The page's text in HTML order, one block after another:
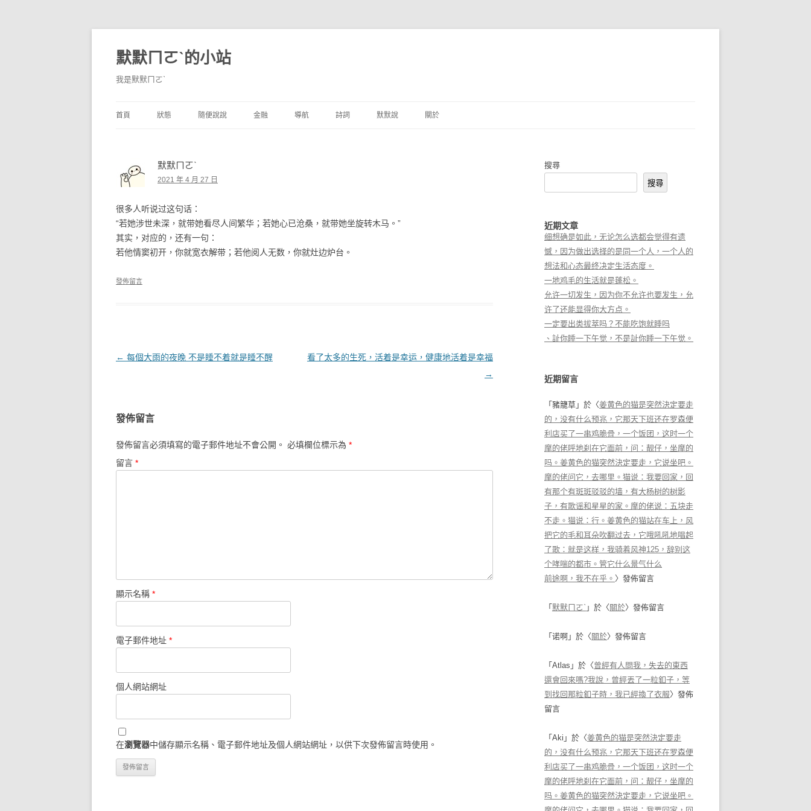
默默ㄇㄛˋ的小站
我是默默ㄇㄛˋ
首頁 狀態
獨白
隨便說說 金融 導航 詩詞 默默說 關於
默默ㄇㄛˋ
2021 年 4 月 27 日
很多人听说过这句话：
“若她涉世未深，就带她看尽人间繁华；若她心已沧桑，就带她坐旋转木马。”
其实，对应的，还有一句：
若他情窦初开，你就宽衣解带；若他阅人无数，你就灶边炉台。
發佈留言
文章導覽
← 每個大雨的夜晚 不是睡不着就是睡不醒
看了太多的生死，活着是幸运，健康地活着是幸福
→
發佈留言
發佈留言必須填寫的電子郵件地址不會公開。 必填欄位標示為 *
留言 *
顯示名稱 *
電子郵件地址 *
個人網站網址
在瀏覽器中儲存顯示名稱、電子郵件地址及個人網站網址，以供下次發佈留言時使用。
搜尋
搜尋
近期文章
细想确是如此，无论怎么选都会觉得有遗
憾，因为做出选择的是同一个人，一个人的
想法和心态最终决定生活态度。
一地鸡毛的生活就是蓬松。
允许一切发生，因为你不允许也要发生，允
许了还能显得你大方点。
一定要出类拔萃吗？不能吃饱就睡吗
、訨你睡一下午觉，不是訨你睡一下午觉。
近期留言
「 豬籠草 」於〈姜黄色的猫是突然決定要走
的，没有什么预兆，它那天下班还在罗森便
利店买了一串鸡脆骨，一个饭团，这时一个
摩的佬呼地刹在它面前，问：靓仔，坐摩的
吗。姜黄色的猫突然決定要走，它说坐吧。
摩的佬问它，去哪里。猫说：我要回家，回
有那个有斑斑驳驳的墙，有大杨树的树影
子，有歌谣和星星的家。摩的佬说：五块走
不走。猫说：行。姜黄色的猫站在车上，风
把它的毛和耳朵吹翻过去，它哦吼吼地唱起
了歌：就是这样，我骑着风神125，辞别这
个哮喘的都市。管它什么景气什么
前途啊，我不在乎。 〉發佈留言
「 默默ㄇㄛˋ 」於〈 關於〉發佈留言
「 诺啊 」於〈 關於〉發佈留言
「 Atlas 」於〈曾經有人問我，失去的東西
還會回來嗎?我說，曾經丟了一粒釦子，等
到找回那粒釦子時，我已經換了衣服〉發佈
留言
「 Aki 」於〈姜黄色的猫是突然決定要走
的，没有什么预兆，它那天下班还在罗森便
利店买了一串鸡脆骨，一个饭团，这时一个
摩的佬呼地刹在它面前，问：靓仔，坐摩的
吗。姜黄色的猫突然決定要走，它说坐吧。